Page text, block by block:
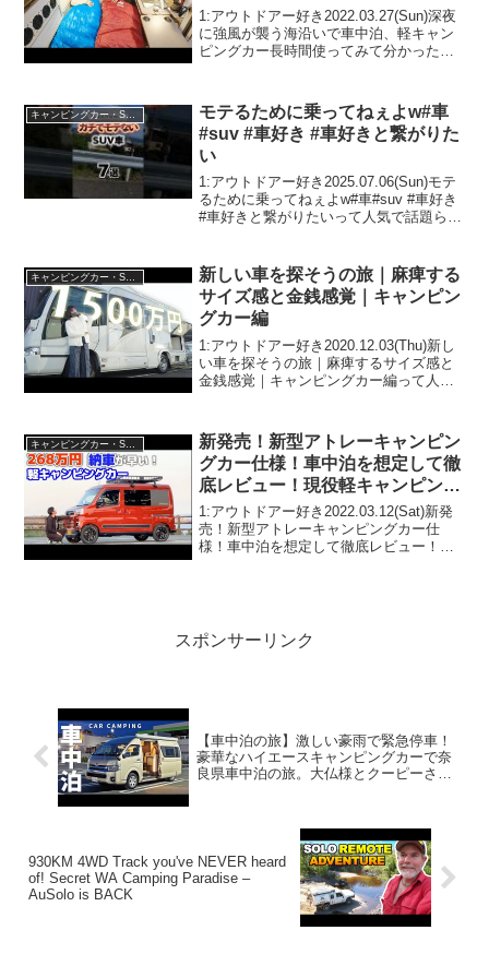
ルな感想【瀬戸内海2泊3日車中泊
旅】
1:アウトドアー好き2022.03.27(Sun)深夜
に強風が襲う海沿いで車中泊、軽キャン
ピングカー長時間使ってみて分かった夫
さないで！！2:アウトドアー好き202...
キャンピングカー・SUV人気車種
モテるために乗ってねぇよw#車
#suv #車好き #車好きと繋がりた
い
1:アウトドアー好き2025.07.06(Sun)モテ
るために乗ってねぇよw#車#suv #車好き
#車好きと繋がりたいって人気で話題らし
す！3:アウト...
キャンピングカー・SUV人気車種
新しい車を探そうの旅｜麻痺する
サイズ感と金銭感覚｜キャンピン
グカー編
1:アウトドアー好き2020.12.03(Thu)新し
い車を探そうの旅｜麻痺するサイズ感と
金銭感覚｜キャンピングカー編って人気
は注目です！3:アウトド...
新発売！新型アトレーキャンピン
グカー仕様！車中泊を想定して徹
底レビュー！現役軽キャンピング
カー乗りが感じたメリットとデメ
リット
1:アウトドアー好き2022.03.12(Sat)新発
売！新型アトレーキャンピングカー仕
様！車中泊を想定して徹底レビュー！現
スポンサーリンク
【車中泊の旅】激しい豪雨で緊急停車！
豪華なハイエースキャンピングカーで奈
良県車中泊の旅。大仏様とクーピーさん
930KM 4WD Track you've NEVER heard
of! Secret WA Camping Paradise –
AuSolo is BACK